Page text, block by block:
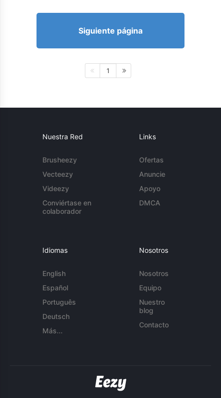
Siguiente página
1
Nuestra Red
Brusheezy
Vecteezy
Videezy
Conviértase en
colaborador
Links
Ofertas
Anuncie
Apoyo
DMCA
Idiomas
English
Español
Português
Deutsch
Más...
Nosotros
Nosotros
Equipo
Nuestro
blog
Contacto